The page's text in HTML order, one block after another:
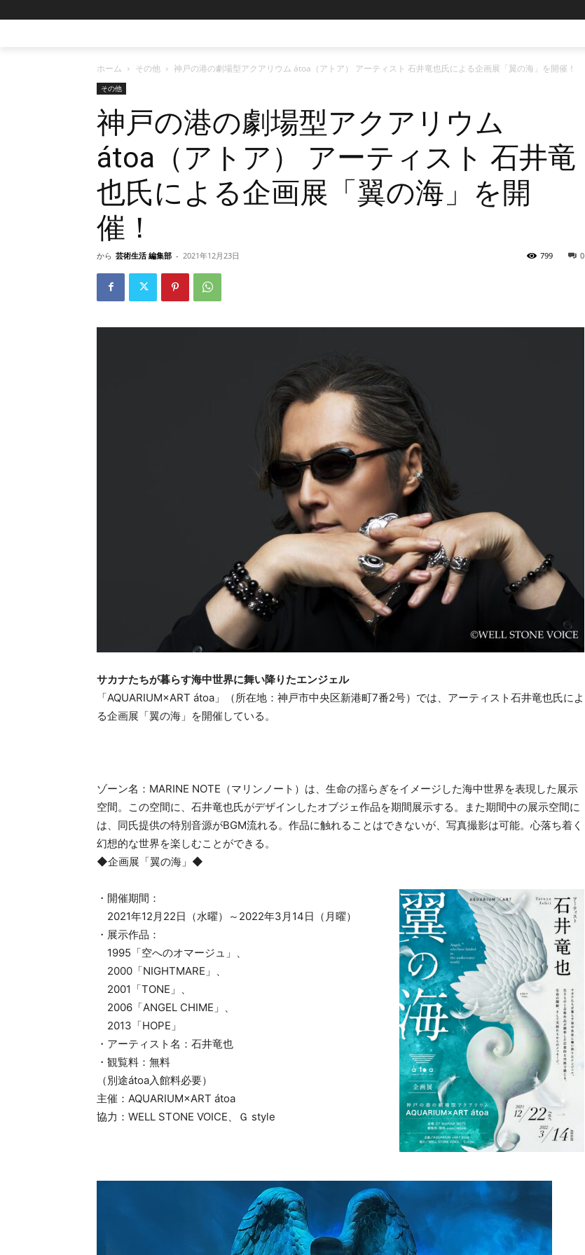
ホーム その他 神戸の港の劇場型アクアリウム átoa（アトア） アーティスト 石井竜也氏による企画展「翼の海」を開催！
その他
神戸の港の劇場型アクアリウム
átoa（アトア） アーティスト 石井竜
也氏による企画展「翼の海」を開
催！
から 芸術生活 編集部 - 2021年12月23日 0
799
サカナたちが暮らす海中世界に舞い降りたエンジェル
「AQUARIUM×ART átoa」（所在地：神戸市中央区新港町7番2号）では、アーティスト石井竜也氏によ
る企画展「翼の海」を開催している。
ゾーン名：MARINE NOTE（マリンノート）は、生命の揺らぎをイメージした海中世界を表現した展示
空間。この空間に、石井竜也氏がデザインしたオブジェ作品を期間展示する。また期間中の展示空間に
は、同氏提供の特別音源がBGM流れる。作品に触れることはできないが、写真撮影は可能。心落ち着く
幻想的な世界を楽しむことができる。
◆企画展「翼の海」◆
・開催期間：
2021年12月22日（水曜）～2022年3月14日（月曜）
・展示作品：
1995「空へのオマージュ」、
2000「NIGHTMARE」、
2001「TONE」、
2006「ANGEL CHIME」、
2013「HOPE」
・アーティスト名：石井竜也
・観覧料：無料
（別途átoa入館料必要）
主催：AQUARIUM×ART átoa
協力：WELL STONE VOICE、Ｇ style